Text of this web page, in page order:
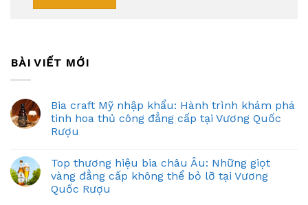
BÀI VIẾT MỚI
Bia craft Mỹ nhập khẩu: Hành trình khám phá
tinh hoa thủ công đẳng cấp tại Vương Quốc
Rượu
Top thương hiệu bia châu Âu: Những giọt
vàng đẳng cấp không thể bỏ lỡ tại Vương
Quốc Rượu